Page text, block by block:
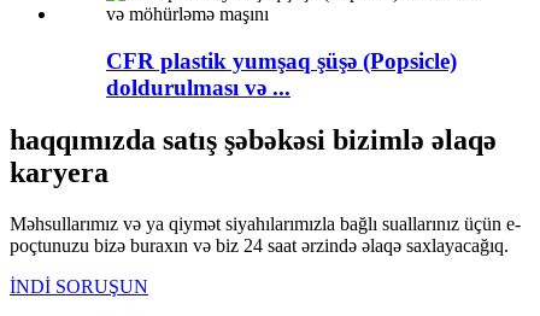
CFR plastik yumşaq şüşə (Popsicle)
doldurulması və ...
haqqımızda satış şəbəkəsi bizimlə əlaqə
karyera
Məhsullarımız və ya qiymət siyahılarımızla bağlı suallarınız üçün e-
poçtunuzu bizə buraxın və biz 24 saat ərzində əlaqə saxlayacağıq.
İNDİ SORUŞUN